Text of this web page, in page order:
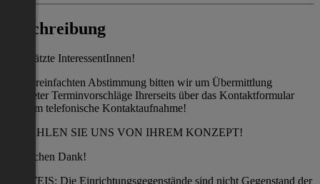
Beschreibung
Geschätzte InteressentInnen!
Zur vereinfachten Abstimmung bitten wir um Übermittlung
konkreter Terminvorschläge Ihrerseits über das Kontaktformular
oder um telefonische Kontaktaufnahme!
ERZÄHLEN SIE UNS VON IHREM KONZEPT!
Herzlichen Dank!
HINWEIS: Die Einrichtungsgegenstände sind nicht Gegenstand der